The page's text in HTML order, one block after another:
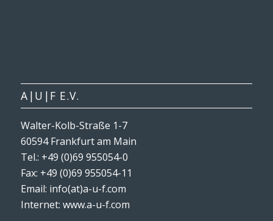
A|U|F E.V.
Walter-Kolb-Straße 1-7
60594 Frankfurt am Main
Tel.: +49 (0)69 955054-0
Fax: +49 (0)69 955054-11
Email: info(at)a-u-f.com
Internet: www.a-u-f.com